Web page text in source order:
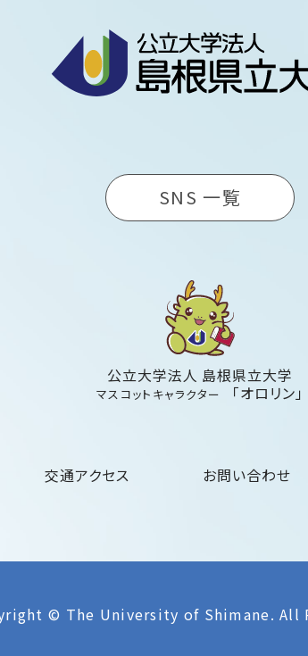
SNS 一覧
公立大学法人 島根県立大学
マスコットキャラクター 「オロリン」
交通アクセス お問い合わせ
© The University of Shimane. All